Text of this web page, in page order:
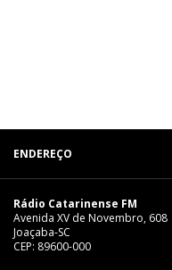
ENDEREÇO
Rádio Catarinense FM
Avenida XV de Novembro, 608
Joaçaba-SC
CEP: 89600-000